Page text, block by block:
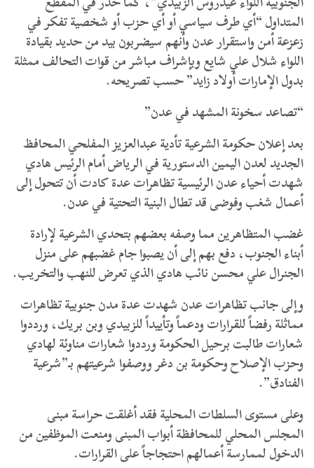
المتداول “أي طرف سياسي أو أي حزب أو شخصية تفكر في
زعزعة أمن واستقرار عدن وأنهم سيضربون بيد من حديد بقيادة
اللواء شلال علي شايع وبإشراف مباشر من قوات التحالف ممثلة
بدول الإمارات أولاد زايد” حسب تصريحه.
“تصاعد سخونة المشهد في عدن”
بعد إعلان حكومة الشرعية تأدية عبدالعزيز المفلحي المحافظ
الجديد لعدن اليمين الدستورية في الرياض أمام الرئيس هادي
شهدت أحياء عدن الرئيسية تظاهرات عدة كادت أن تتحول إلى
أعمال شغب وفوضى قد تطال البنية التحتية في عدن.
غضب المتظاهرين مما وصفه بعضهم بتحدي الشرعية لإرادة
أبناء الجنوب، دفع بهم إلى أن يصبوا جام غضبهم على منزل
الجنرال علي محسن نائب هادي الذي تعرض للنهب والتخريب.
وإلى جانب تظاهرات عدن شهدت عدة مدن جنوبية تظاهرات
مماثلة رفضاً للقرارات ودعماً وتأييداً للزبيدي وبن بريك، ورددوا
شعارات طالبت برحيل الحكومة ورددوا شعارات مناوئة لهادي
وحزب الإصلاح وحكومة بن دغر ووصفوا شرعيتهم بـ”شرعية
الفنادق”.
وعلى مستوى السلطات المحلية فقد أغلقت حراسة مبنى
المجلس المحلي للمحافظة أبواب المبنى ومنعت الموظفين من
الدخول لممارسة أعمالهم احتجاجاً على القرارات.